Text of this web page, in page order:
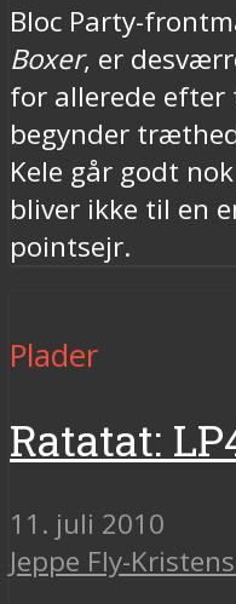
Bloc Party-
Boxer, er
for allerede efter
begynder
Kele går godt
bliver ikke til en
pointsejr.
Plader
Ratatat:
11. juli 2010
Jeppe Fly-